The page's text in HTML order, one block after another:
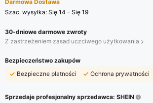
Darmowa Dostawa
Szac. wysyłka: Się 14 - Się 19
30-dniowe darmowe zwroty
Z zastrzeżeniem zasad uczciwego użytkowania
Bezpieczeństwo zakupów
Bezpieczne płatności
Ochrona prywatności
Sprzedaje profesjonalny sprzedawca: SHEIN